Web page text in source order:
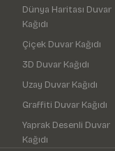
Dünya Haritası Duvar
Kağıdı
Çiçek Duvar Kağıdı
3D Duvar Kağıdı
Uzay Duvar Kağıdı
Graffiti Duvar Kağıdı
Yaprak Desenli Duvar
Kağıdı